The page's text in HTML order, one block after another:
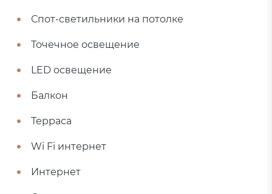
Спот-светильники на потолке
Точечное освещение
LED освещение
Балкон
Терраса
Wi Fi интернет
Интернет